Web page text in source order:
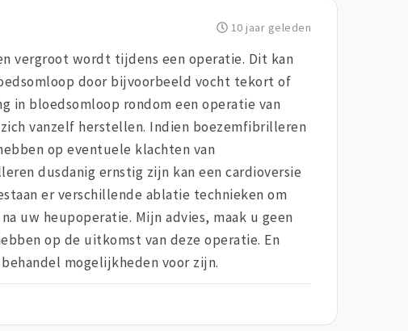
10 jaar geleden
vergroot wordt tijdens een operatie. Dit kan
door bijvoorbeeld vocht tekort of
in bloedsomloop rondom een operatie van
vanzelf herstellen. Indien boezemfibrilleren
op eventuele klachten van
dusdanig ernstig zijn kan een cardioversie
er verschillende ablatie technieken om
uw heupoperatie. Mijn advies, maak u geen
op de uitkomst van deze operatie. En
mogelijkheden voor zijn.